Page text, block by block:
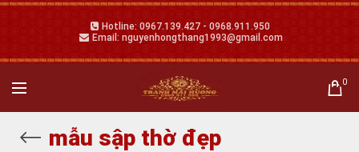
Hotline: 0967.139.427 - 0968.911.950
Email: nguyenhongthang1993@gmail.com
0
mẫu sập thờ đẹp